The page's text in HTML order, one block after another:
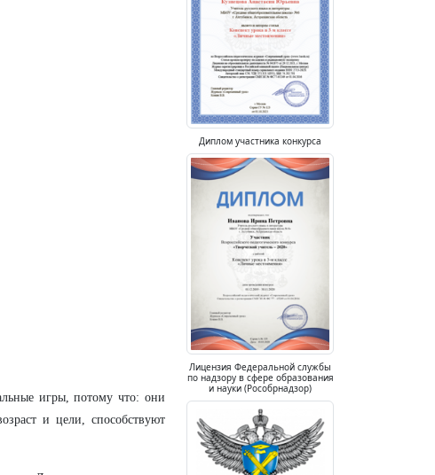
игры, потому что: они
и цели, способствуют
Диплом участника конкурса
Лицензия Федеральной службы
по надзору в сфере образования
и науки (Рособрнадзор)